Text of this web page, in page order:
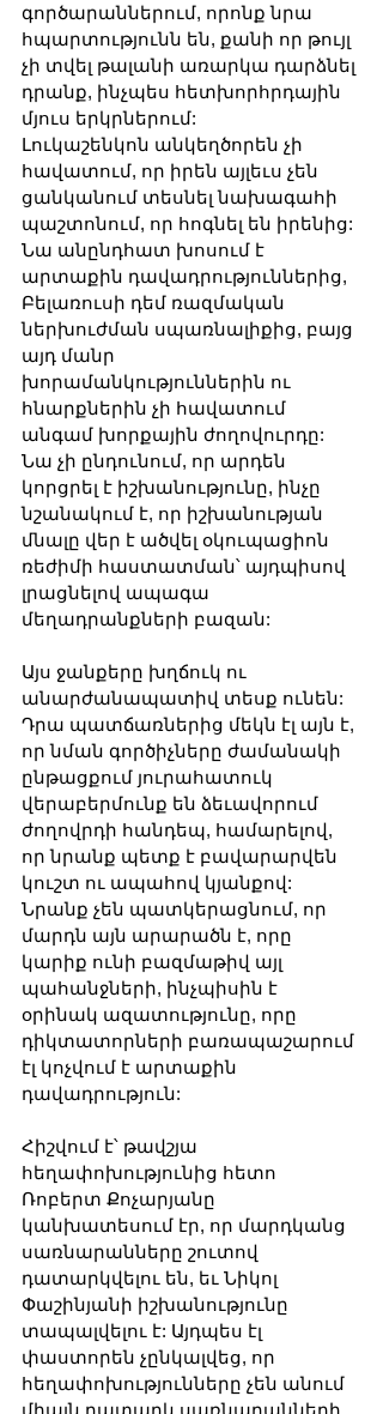
գործարաններում, որոնք նրա
հպարտությունն են, քանի որ թույլ
չի տվել թալանի առարկա դարձնել
դրանք, ինչպես հետխորհրդային
մյուս երկրներում:
Լուկաշենկոն անկեղծորեն չի
հավատում, որ իրեն այլեւս չեն
ցանկանում տեսնել նախագահի
պաշտոնում, որ հոգնել են իրենից:
Նա անընդհատ խոսում է
արտաքին դավադրություններից,
Բելառուսի դեմ ռազմական
ներխուժման սպառնալիքից, բայց
այդ մանր
խորամանկություններին ու
հնարքներին չի հավատում
անգամ խորքային ժողովուրդը:
Նա չի ընդունում, որ արդեն
կորցրել է իշխանությունը, ինչը
նշանակում է, որ իշխանության
մնալը վեր է ածվել օկուպացիոն
ռեժիմի հաստատման՝ այդպիսով
լրացնելով ապագա
մեղադրանքների բազան:
Այս ջանքերը խղճուկ ու
անարժանապատիվ տեսք ունեն:
Դրա պատճառներից մեկն էլ այն է,
որ նման գործիչները ժամանակի
ընթացքում յուրահատուկ
վերաբերմունք են ձեւավորում
ժողովրդի հանդեպ, համարելով,
որ նրանք պետք է բավարարվեն
կուշտ ու ապահով կյանքով:
Նրանք չեն պատկերացնում, որ
մարդն այն արարածն է, որը
կարիք ունի բազմաթիվ այլ
պահանջների, ինչպիսին է
օրինակ ազատությունը, որը
դիկտատորների բառապաշարում
էլ կոչվում է արտաքին
դավադրություն:
Հիշվում է՝ թավշյա
հեղափոխությունից հետո
Ռոբերտ Քոչարյանը
կանխատեսում էր, որ մարդկանց
սառնարանները շուտով
դատարկվելու են, եւ Նիկոլ
Փաշինյանի իշխանությունը
տապալվելու է: Այդպես էլ
փաստորեն չընկալվեց, որ
հեղափոխությունները չեն անում
միայն դատարկ սառնարանների